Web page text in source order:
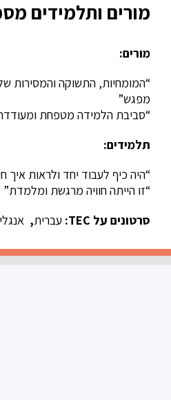
מורים ותלמידים
מורים:
“המומחיות, התשוקה והמסירות
מפגש”
“סביבת הלמידה מטפחת
תלמידים:
“היה כיף לעבוד יחד ולראות איך
“זו הייתה חוויה מרגשת ומלמדת”
סרטונים על TEC:
עברית,